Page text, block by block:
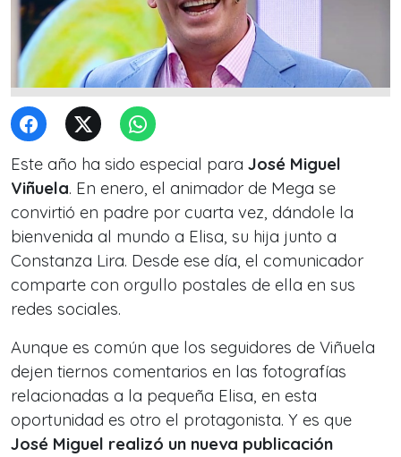
Este año ha sido especial para José Miguel
Viñuela. En enero, el animador de Mega se
convirtió en padre por cuarta vez, dándole la
bienvenida al mundo a Elisa, su hija junto a
Constanza Lira. Desde ese día, el comunicador
comparte con orgullo postales de ella en sus
redes sociales.
Aunque es común que los seguidores de Viñuela
dejen tiernos comentarios en las fotografías
relacionadas a la pequeña Elisa, en esta
oportunidad es otro el protagonista. Y es que
José Miguel realizó un nueva publicación